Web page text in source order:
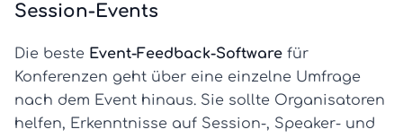
Session-Events
Die beste Event-Feedback-Software für
Konferenzen geht über eine einzelne Umfrage
nach dem Event hinaus. Sie sollte Organisatoren
helfen, Erkenntnisse auf Session-, Speaker- und